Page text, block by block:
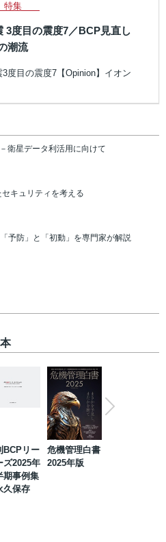
特集
度目の震度7／BCP見直し
潮流
度目の震度7【Opinion】イオン
衛星データ利活用に向けて
キュリティを考える
予防」と「初動」を専門家が解説
BCPリー
ズ2025年
期事例集
久保存
危機管理白書
2025年版